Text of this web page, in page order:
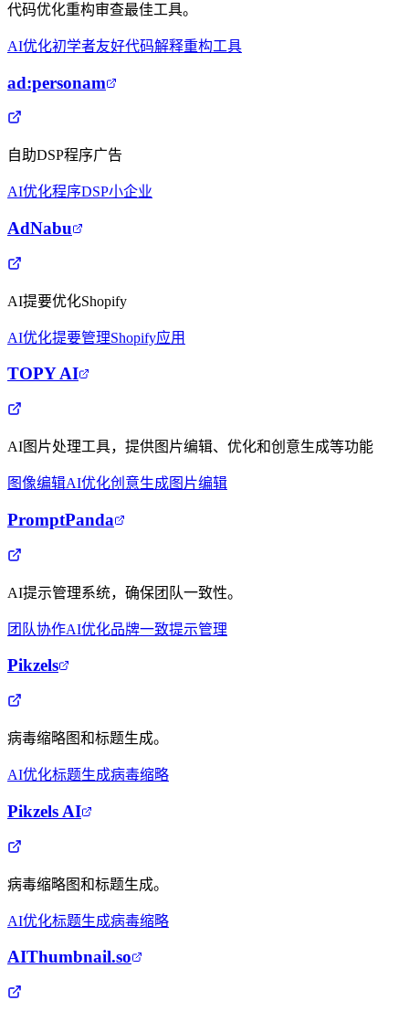
代码优化重构审查最佳工具。
AI优化初学者友好代码解释重构工具
ad:personam
自助DSP程序广告
AI优化程序DSP小企业
AdNabu
AI提要优化Shopify
AI优化提要管理Shopify应用
TOPY AI
AI图片处理工具，提供图片编辑、优化和创意生成等功能
图像编辑AI优化创意生成图片编辑
PromptPanda
AI提示管理系统，确保团队一致性。
团队协作AI优化品牌一致提示管理
Pikzels
病毒缩略图和标题生成。
AI优化标题生成病毒缩略
Pikzels AI
病毒缩略图和标题生成。
AI优化标题生成病毒缩略
AIThumbnail.so